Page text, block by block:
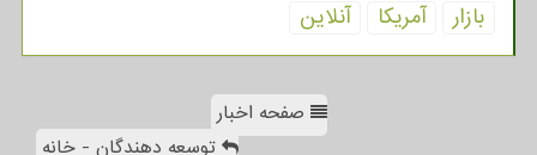
بازار
آمریكا آنلاین
صفحه اخبار
توسعه دهندگان - خانه